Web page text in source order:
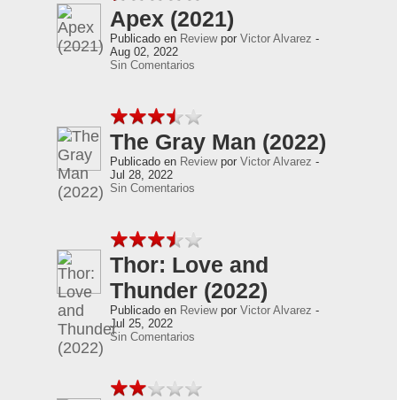
Apex (2021)
Publicado en Reviewpor Victor Alvarez -
Aug 02, 2022
Sin Comentarios
The Gray Man (2022)
Publicado en Reviewpor Victor Alvarez -
Jul 28, 2022
Sin Comentarios
Thor: Love and
Thunder (2022)
Publicado en Reviewpor Victor Alvarez -
Jul 25, 2022
Sin Comentarios